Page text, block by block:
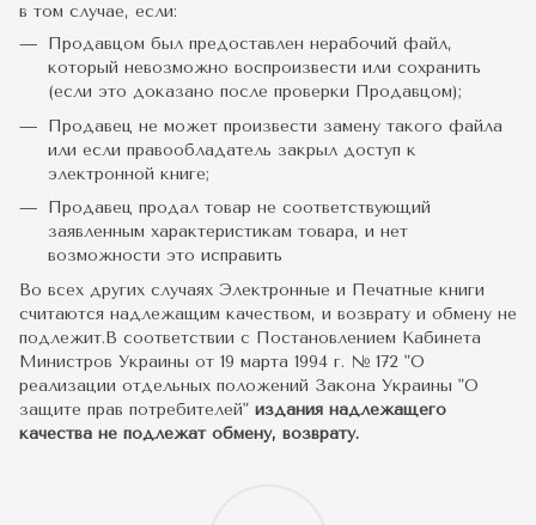
в том случае, если:
Продавцом был предоставлен нерабочий файл,
который невозможно воспроизвести или сохранить
(если это доказано после проверки Продавцом);
Продавец не может произвести замену такого файла
или если правообладатель закрыл доступ к
электронной книге;
Продавец продал товар не соответствующий
заявленным характеристикам товара, и нет
возможности это исправить
Во всех других случаях Электронные и Печатные книги
считаются надлежащим качеством, и возврату и обмену не
подлежит.В соответствии с Постановлением Кабинета
Министров Украины от 19 марта 1994 г. № 172 "О
реализации отдельных положений Закона Украины "О
защите прав потребителей" издания надлежащего
качества не подлежат обмену, возврату.